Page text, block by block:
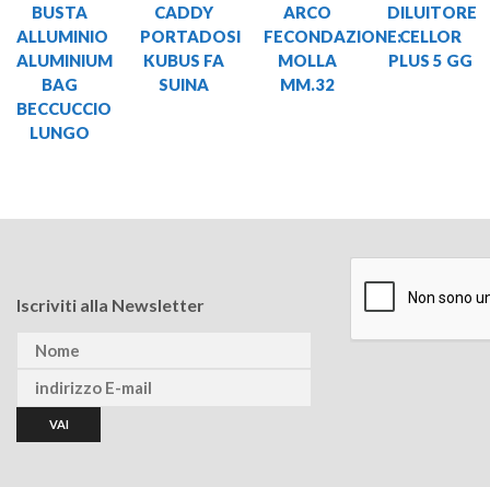
BUSTA
ALLUMINIO
ALUMINIUM
BAG
BECCUCCIO
LUNGO
CADDY
PORTADOSI
KUBUS FA
SUINA
ARCO
FECONDAZIONE:
MOLLA
MM.32
DILUITORE
CELLOR
PLUS 5 GG
Iscriviti alla Newsletter